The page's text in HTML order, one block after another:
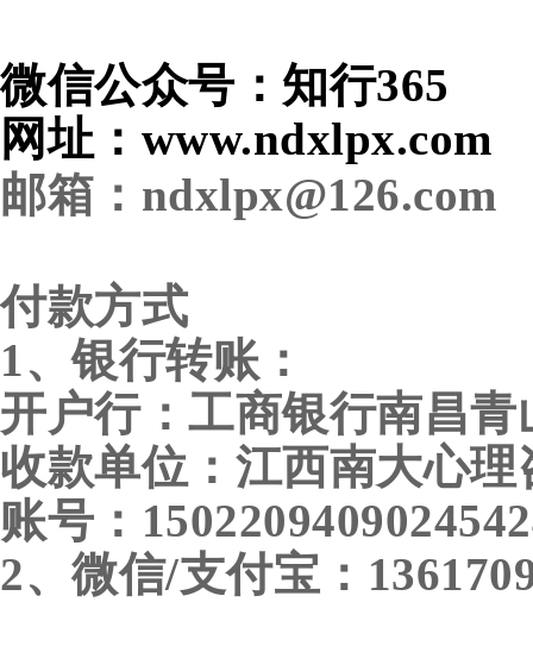
微信公众号：知行365
网址 ： www.ndxlpx.com
邮箱 ：ndxlpx@126.com
付款方式
1、银行转账：
开户行：工商银行南昌青
收款单位：江西南大心
账号：
2、微信/支付宝：